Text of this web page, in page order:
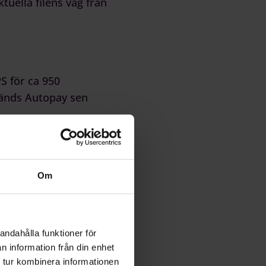
Om
funktioner för
information från din enhet
kombinera informationen
för ca 950
Autopay sen
jag tycker
direkt därifrån,